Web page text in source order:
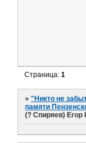
Страница:1
»"Никто не
памяти
(? Спиряев) Егор